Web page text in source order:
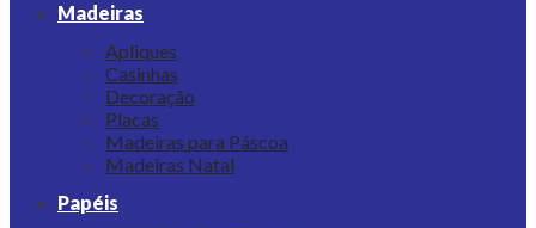
Madeiras
Apliques
Casinhas
Decoração
Placas
Madeiras para Páscoa
Madeiras Natal
Papéis